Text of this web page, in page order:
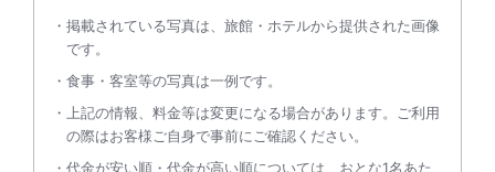
掲載されている写真は、旅館・ホテルから提供された画像
です。
食事・客室等の写真は一例です。
上記の情報、料金等は変更になる場合があります。ご利用
の際はお客様ご自身で事前にご確認ください。
代金が安い順・代金が高い順については、おとな1名あた